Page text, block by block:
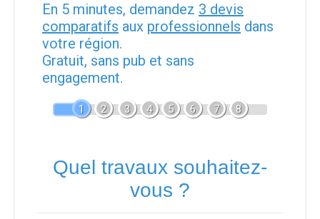
En 5 minutes, demandez 3 devis
comparatifs aux professionnels dans
votre région.
Gratuit, sans pub et sans
engagement.
1 2 3 4 5 6 7 8
Quel travaux souhaitez-
vous ?